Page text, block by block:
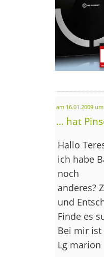
am 16.01.2009
... hat
Hallo
ich habe
noch
anderes?
und
Finde es
Bei mir
Lg marion